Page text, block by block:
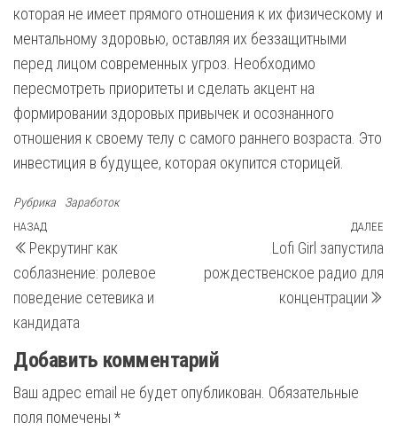
которая не имеет прямого отношения к их физическому и
ментальному здоровью, оставляя их беззащитными
перед лицом современных угроз. Необходимо
пересмотреть приоритеты и сделать акцент на
формировании здоровых привычек и осознанного
отношения к своему телу с самого раннего возраста. Это
инвестиция в будущее, которая окупится сторицей.
Рубрика Заработок
Навигация
по
записям
Предыдущая
запись
НАЗАД
Рекрутинг как
соблазнение: ролевое
поведение сетевика и
кандидата
ДАЛЕЕ
Lofi Girl запустила
рождественское радио для
концентрации
Добавить комментарий
Ваш адрес email не будет опубликован. Обязательные
поля помечены *